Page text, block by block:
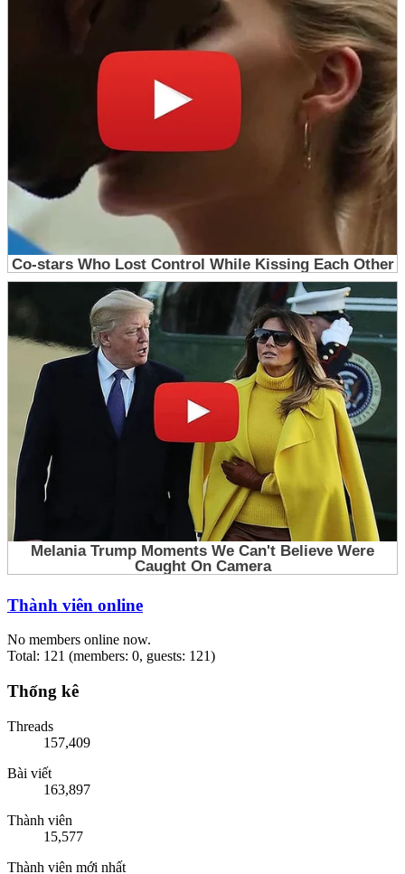
Thành viên online
No members online now.
Total: 121 (members: 0, guests: 121)
Thống kê
Threads
157,409
Bài viết
163,897
Thành viên
15,577
Thành viên mới nhất